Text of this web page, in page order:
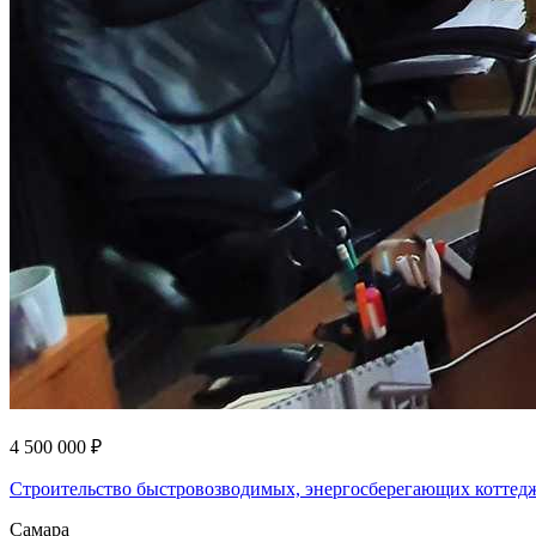
4 500 000 ₽
Строительство быстровозводимых, энергосберегающих
Самара